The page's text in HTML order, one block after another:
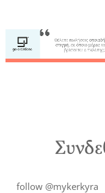
follow @mykerkyra